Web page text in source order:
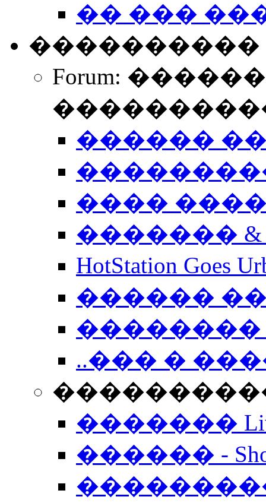
�� ���
����������
Forum:
������
����
�������
HotStation
������
��������
..��� �
����������
�������
������ -